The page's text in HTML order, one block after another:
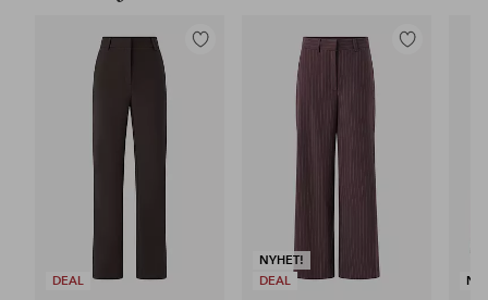
DEAL
Lägg
NYHET!
DEAL
Lägg